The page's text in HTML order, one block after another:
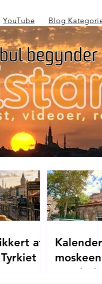
YouTube Blog
at
i
Istanbul